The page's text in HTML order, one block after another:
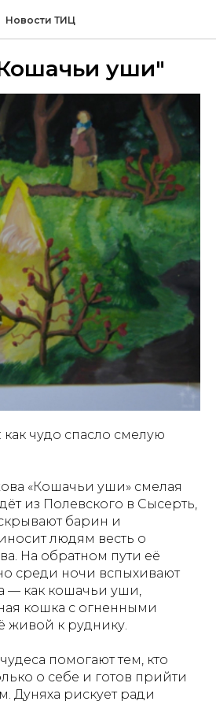
Новости ТИЦ
уши"
чудо спасло смелую
«Кошачьи уши» смелая
из Полевского в Сысерть,
барин и
людям весть о
На обратном пути её
среди ночи вспыхивают
— как кошачьи уши,
кошка с огненными
живой к руднику.
помогают тем, кто
о себе и готов прийти
Дуняха рискует ради